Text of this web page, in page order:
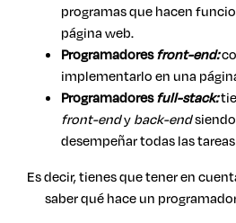
programas que hacen
página web.
Programadoresfront-end:
implementarlo en una
Programadoresfull-stack:
front-endyback-end
desempeñar todas las
Es decir, tienes que tener en
saber qué hace un